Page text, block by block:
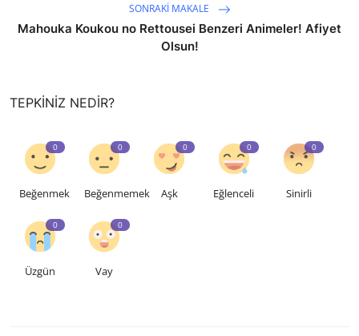
SONRAKI MAKALE
Mahouka Koukou no Rettousei Benzeri Animeler! Afiyet
Olsun!
TEPKINIZ NEDIR?
0
Beğenmek
0
Beğenmemek
0
Aşk
0
Eğlenceli
0
Sinirli
0
Üzgün
0
Vay